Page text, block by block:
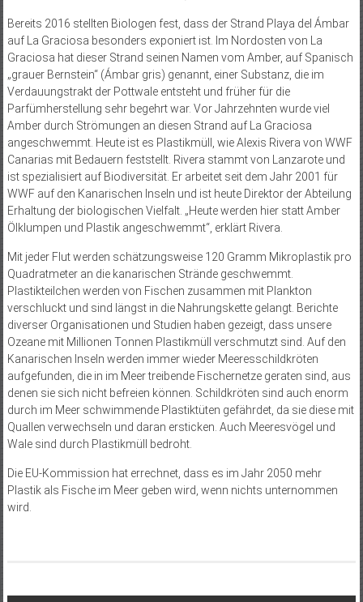
Bereits 2016 stellten Biologen fest, dass der Strand Playa del Ámbar
auf La Graciosa besonders exponiert ist. Im Nordosten von La
Graciosa hat dieser Strand seinen Namen vom Amber, auf Spanisch
„grauer Bernstein“ (Ámbar gris) genannt, einer Substanz, die im
Verdauungstrakt der Pottwale entsteht und früher für die
Parfümherstellung sehr begehrt war. Vor Jahrzehnten wurde viel
Amber durch Strömungen an diesen Strand auf La Graciosa
angeschwemmt. Heute ist es Plastikmüll, wie Alexis Rivera von WWF
Canarias mit Bedauern feststellt. Rivera stammt von Lanzarote und
ist spezialisiert auf Biodiversität. Er arbeitet seit dem Jahr 2001 für
WWF auf den Kanarischen Inseln und ist heute Direktor der Abteilung
Erhaltung der biologischen Vielfalt. „Heute werden hier statt Amber
Ölklumpen und Plastik angeschwemmt“, erklärt Rivera.
Mit jeder Flut werden schätzungsweise 120 Gramm Mikroplastik pro
Quadratmeter an die kanarischen Strände geschwemmt.
Plastikteilchen werden von Fischen zusammen mit Plankton
verschluckt und sind längst in die Nahrungskette gelangt. Berichte
diverser Organisationen und Studien haben gezeigt, dass unsere
Ozeane mit Millionen Tonnen Plastikmüll verschmutzt sind. Auf den
Kanarischen Inseln werden immer wieder Meeresschildkröten
aufgefunden, die in im Meer treibende Fischernetze geraten sind, aus
denen sie sich nicht befreien können. Schildkröten sind auch enorm
durch im Meer schwimmende Plastiktüten gefährdet, da sie diese mit
Quallen verwechseln und daran ersticken. Auch Meeresvögel und
Wale sind durch Plastikmüll bedroht.
Die EU-Kommission hat errechnet, dass es im Jahr 2050 mehr
Plastik als Fische im Meer geben wird, wenn nichts unternommen
wird.